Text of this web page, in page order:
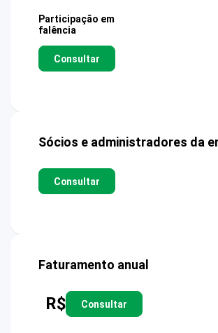
Participação em
falência
Consultar
Sócios e administradores da
Consultar
Faturamento anual
R$ Consultar